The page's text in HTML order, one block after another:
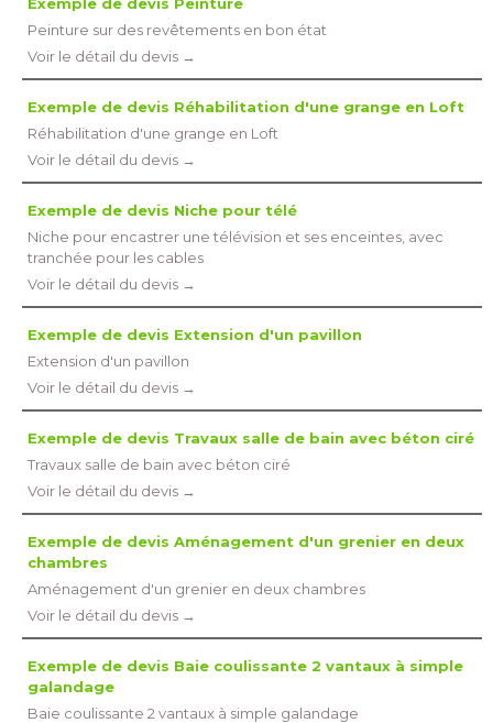
Peinture sur des revêtements en bon état
Voir le détail du devis →
Exemple de devis Réhabilitation d'une grange en Loft
Réhabilitation d'une grange en Loft
Voir le détail du devis →
Exemple de devis Niche pour télé
Niche pour encastrer une télévision et ses enceintes, avec
tranchée pour les cables
Voir le détail du devis →
Exemple de devis Extension d'un pavillon
Extension d'un pavillon
Voir le détail du devis →
Exemple de devis Travaux salle de bain avec béton ciré
Travaux salle de bain avec béton ciré
Voir le détail du devis →
Exemple de devis Aménagement d'un grenier en deux
chambres
Aménagement d'un grenier en deux chambres
Voir le détail du devis →
Exemple de devis Baie coulissante 2 vantaux à simple
galandage
Baie coulissante 2 vantaux à simple galandage